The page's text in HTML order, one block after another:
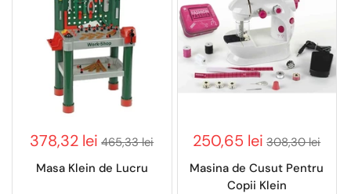
378,32 lei 465,33 lei
Masa Klein de Lucru
250,65 lei 308,30 lei
Masina de Cusut Pentru
Copii Klein